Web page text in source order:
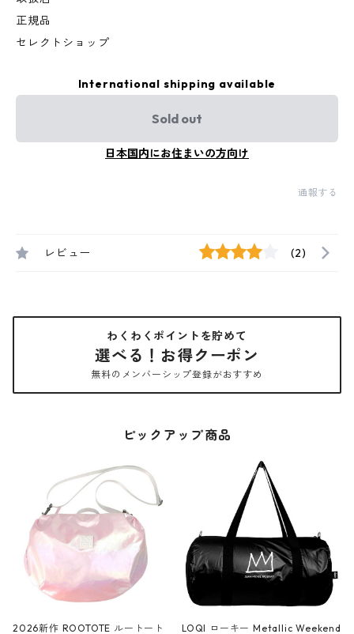
正規品
セレクトショップ
International shipping available
Sold out
日本国内にお住まいの方向け
通報する
レビュー (2)
わくわくポイントを貯めて
選べる！お得クーポン
無料のメンバーシップ登録がおすすめ
ピックアップ商品
2026新作 ROOTOTE ルートート LOQI ローキー Metallic Weekend